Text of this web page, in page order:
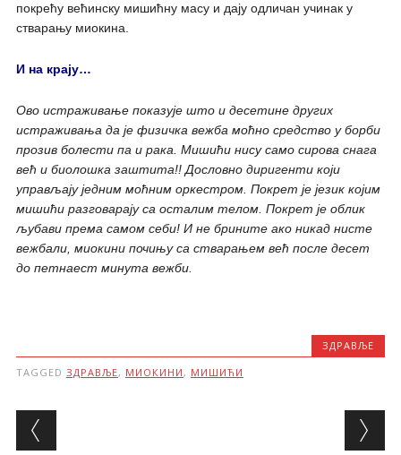
покрећу већинску мишићну масу и дају одличан учинак у
стварању миокина.
И на крају…
Ово истраживање показује што и десетине других
истраживања да је физичка вежба моћно средство у борби
прозив болести па и рака. Мишићи нису само сирова снага
већ и биолошка заштита!! Дословно диригенти који
управљају једним моћним оркестром. Покрет је језик којим
мишићи разговарају са осталим телом. Покрет је облик
љубави према самом себи! И не брините ако никад нисте
вежбали, миокини почињу са стварањем већ после десет
до петнаест минута вежби.
ЗДРАВЉЕ
TAGGED ЗДРАВЉЕ, МИОКИНИ , МИШИЋИ
Post navigation